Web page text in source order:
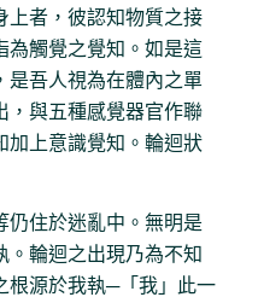
上者，彼認知物質之接
為觸覺之覺知。如是這
是吾人視為在體內之單
，與五種感覺器官作聯
加上意識覺知。輪迴狀
仍住於迷亂中。無明是
。輪迴之出現乃為不知
根源於我執─「我」此一